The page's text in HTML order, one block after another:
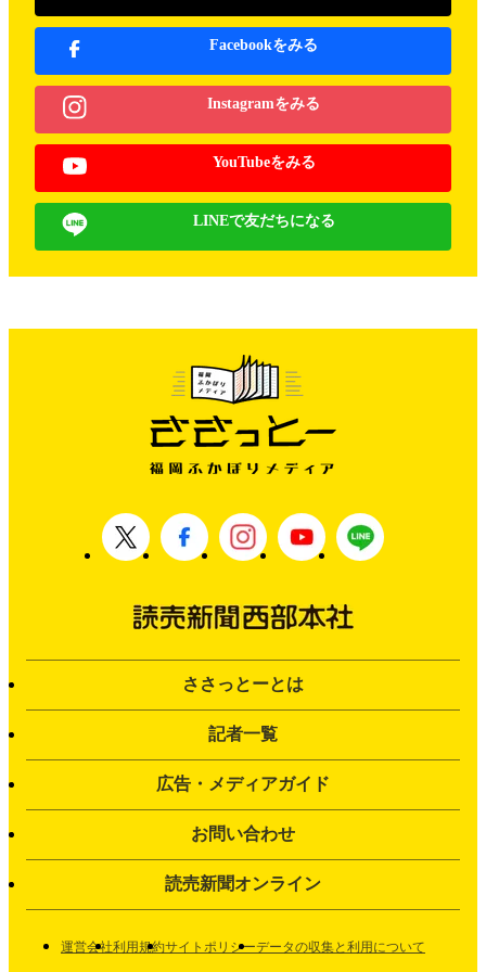
Facebookをみる
Instagramをみる
YouTubeをみる
LINEで友だちになる
ささっとーとは
記者一覧
広告・メディアガイド
お問い合わせ
読売新聞オンライン
運営会社利用規約サイトポリシーデータの収集と利用について